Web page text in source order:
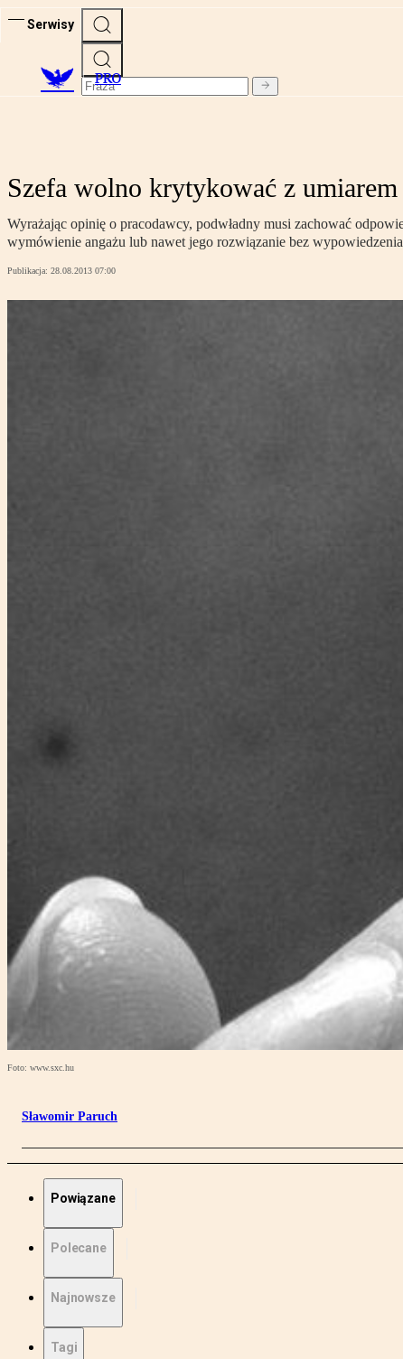
Serwisy
PRO
Szefa wolno krytykować z umiarem
Wyrażając opinię o pracodawcy, podwładny musi zachować
wymówienie angażu lub nawet jego rozwiązanie bez wypowiedzenia
Publikacja: 28.08.2013 07:00
Foto: www.sxc.hu
Sławomir Paruch
Powiązane
Polecane
Najnowsze
Tagi